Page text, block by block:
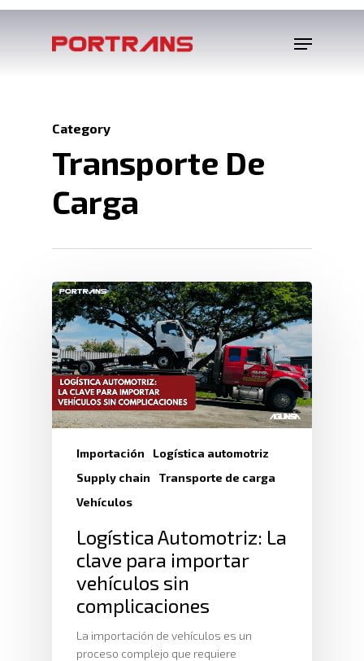
Category
Transporte De
Carga
Importación
Logística automotriz
Supply chain
Transporte de carga
Vehículos
Logística Automotriz: La
clave para importar
vehículos sin
complicaciones
La importación de vehículos es un
proceso complejo que requiere